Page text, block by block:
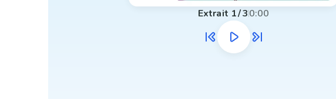
Extrait 1/30:00